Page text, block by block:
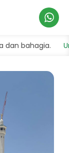
Umroh